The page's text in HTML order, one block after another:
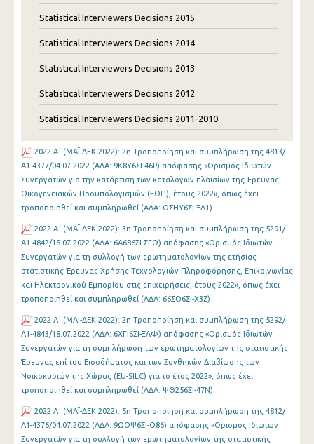
Statistical Interviewers Decisions 2015
Statistical Interviewers Decisions 2014
Statistical Interviewers Decisions 2013
Statistical Interviewers Decisions 2012
Statistical Interviewers Decisions 2011-2010
2022 Α΄ (MAΪ-ΔΕΚ 2022): 2η Τροποποίηση και συμπλήρωση της 4813/
Α1-4377/04.07.2022 (ΑΔΑ: 9Κ8Υ6ΣΙ-46Ρ) απόφασης «Ορισμός Ιδιωτών
Συνεργατών για την κατάρτιση των καταλόγων-πλαισίων της Έρευνας
Οικογενειακών Προϋπολογισμών (ΕΟΠ), έτους 2022», όπως έχει
τροποποιηθεί και συμπληρωθεί (ΑΔΑ: ΩΣΗΥ6ΣΙ-ΞΔ1)
2022 Α΄ (MAΪ-ΔΕΚ 2022): 3η Τροποποίηση και συμπλήρωση της 5291/
Α1-4842/18.07.2022 (ΑΔΑ: 6Α686ΣΙ-ΣΓΩ) απόφασης «Ορισμός Ιδιωτών
Συνεργατών για τη συλλογή των ερωτηματολογίων της ετήσιας
στατιστικής Έρευνας Χρήσης Τεχνολογιών Πληροφόρησης, Επικοινωνίας
και Ηλεκτρονικού Εμπορίου στις επιχειρήσεις, έτους 2022», όπως έχει
τροποποιηθεί και συμπληρωθεί (ΑΔΑ: 66ΣΟ6ΣΙ-Χ3Ζ)
2022 Α΄ (MAΪ-ΔΕΚ 2022): 2η Τροποποίηση και συμπλήρωση της 5292/
Α1-4843/18.07.2022 (ΑΔΑ: 6ΧΓΙ6ΣΙ-ΞΛΦ) απόφασης «Ορισμός Ιδιωτών
Συνεργατών για τη συμπλήρωση των ερωτηματολογίων της στατιστικής
Έρευνας επί του Εισοδήματος και των Συνθηκών Διαβίωσης των
Νοικοκυριών της Χώρας (EU-SILC) για το έτος 2022», όπως έχει
τροποποιηθεί και συμπληρωθεί (ΑΔΑ: ΨΘ256ΣΙ-47Ν)
2022 Α΄ (MAΪ-ΔΕΚ 2022): 5η Τροποποίηση και συμπλήρωση της 4812/
Α1-4376/04.07.2022 (ΑΔΑ: 9ΩΟΨ6ΣΙ-Ο86) απόφασης «Ορισμός Ιδιωτών
Συνεργατών για τη συλλογή των ερωτηματολογίων της στατιστικής